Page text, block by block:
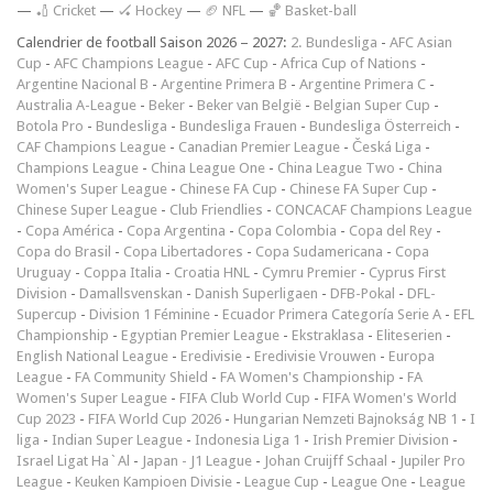
— 🏏 Cricket — 🏑 Hockey — 🏈 NFL — 🏀 Basket-ball
Calendrier de football Saison 2026 – 2027: 2. Bundesliga - AFC Asian
Cup - AFC Champions League - AFC Cup - Africa Cup of Nations -
Argentine Nacional B - Argentine Primera B - Argentine Primera C -
Australia A-League - Beker - Beker van België - Belgian Super Cup -
Botola Pro - Bundesliga - Bundesliga Frauen - Bundesliga Österreich -
CAF Champions League - Canadian Premier League - Česká Liga -
Champions League - China League One - China League Two - China
Women's Super League - Chinese FA Cup - Chinese FA Super Cup -
Chinese Super League - Club Friendlies - CONCACAF Champions League
- Copa América - Copa Argentina - Copa Colombia - Copa del Rey -
Copa do Brasil - Copa Libertadores - Copa Sudamericana - Copa
Uruguay - Coppa Italia - Croatia HNL - Cymru Premier - Cyprus First
Division - Damallsvenskan - Danish Superligaen - DFB-Pokal - DFL-
Supercup - Division 1 Féminine - Ecuador Primera Categoría Serie A - EFL
Championship - Egyptian Premier League - Ekstraklasa - Eliteserien -
English National League - Eredivisie - Eredivisie Vrouwen - Europa
League - FA Community Shield - FA Women's Championship - FA
Women's Super League - FIFA Club World Cup - FIFA Women's World
Cup 2023 - FIFA World Cup 2026 - Hungarian Nemzeti Bajnokság NB 1 - I
liga - Indian Super League - Indonesia Liga 1 - Irish Premier Division -
Israel Ligat Ha`Al - Japan - J1 League - Johan Cruijff Schaal - Jupiler Pro
League - Keuken Kampioen Divisie - League Cup - League One - League